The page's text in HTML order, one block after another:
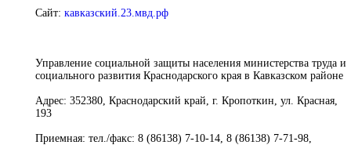
Сайт: кавказский.23.мвд.рф
Управление социальной защиты населения министерства труда и
социального развития Краснодарского края в Кавказском районе
Адрес: 352380, Краснодарский край, г. Кропоткин, ул. Красная,
193
Приемная: тел./факс: 8 (86138) 7-10-14, 8 (86138) 7-71-98,